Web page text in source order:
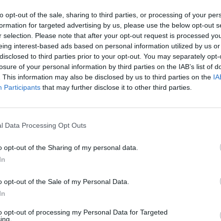
opt-out of the sale, sharing to third parties, or processing of your
for targeted advertising by us, please use the below opt-out
selection. Please note that after your opt-out request is processed
interest-based ads based on personal information utilized by us
to third parties prior to your opt-out. You may separately
of your personal information by third parties on the IAB’s list of
This information may also be disclosed by us to third parties on the
Participants that may further disclose it to other third parties.
Data Processing Opt Outs
opt-out of the Sharing of my personal data.
opt-out of the Sale of my Personal Data.
opt-out of processing my Personal Data for Targeted
Fot. Policja.pl
wchodzi ludzkie życie, pora dnia jest bez znaczenia. Kilkadziesiąt
kardiochirurdzy, anestezjolodzy, instrumentariuszki, pielęgniarki,
a nieraz także lotnicy, pod okiem
klucz. Jak pokazują poprzednie akcje, to właśnie od